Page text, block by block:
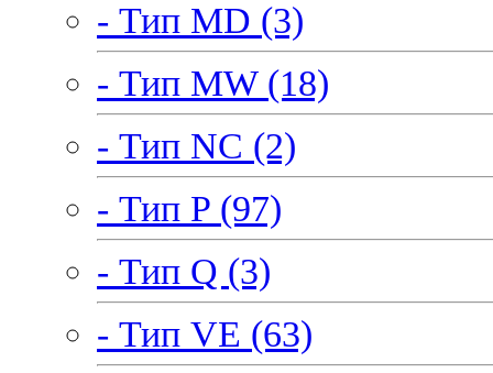
- Тип MD (3)
- Тип MW (18)
- Тип NC (2)
- Тип P (97)
- Тип Q (3)
- Тип VE (63)